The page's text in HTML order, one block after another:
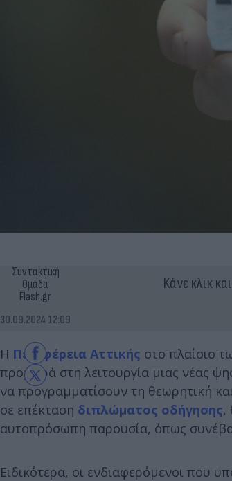
Συντακτική
Ομάδα
Flash.gr
30.09.2024 12:09
Κάνε κλικ
Η Περιφέρεια Αττικής στο πλαίσιο
προχωρά στη λειτουργία μιας νέας
να προγραμματίσουν τη θεωρητική
σε επέκταση διπλώματος οδήγησης,
αυτοπρόσωπη παρουσία, όπως
Ειδικότερα, οι ενδιαφερόμενοι που